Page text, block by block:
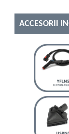
ACCESORII